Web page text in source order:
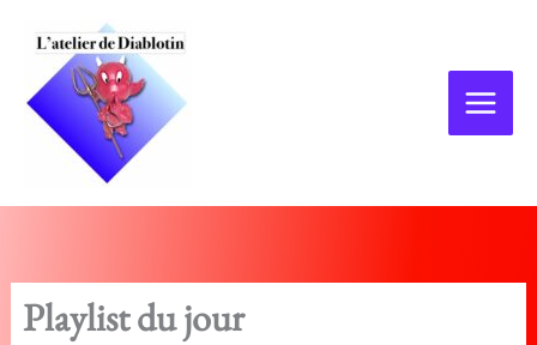
contenu
Playlist du jour